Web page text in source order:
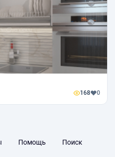
168 0
Помощь Поиск